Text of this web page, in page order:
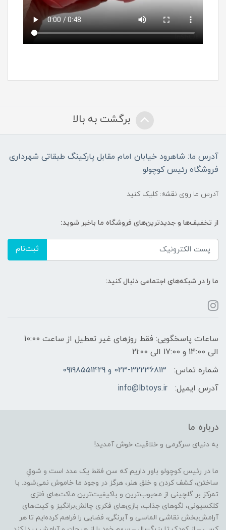
برگشت به بالا
آدرس ما: شاهرود خیابان امام مقابل پارکینگ طبقاتی شهرداری
فروشگاه رئیس کوچولو
آدرس ما روی نقشه: کلیک کنید
از تخفیف‌ها و جدیدترین‌های فروشگاه ما باخبر شوید:
ثبت‌نام
ما را در شبکه‌های اجتماعی دنبال کنید:
ساعات پاسخگویی: فقط روزهای غیر تعطیل از ساعت 10:00
الی 14:00 و 17:00 الی 21:00
شماره تماس:
023-32236813 و 09198551429
آدرس ایمیل:
info@lbtoys.ir
درباره ما
به دنیای سرگرمی و خلاقیت خوش آمدید!
ما در رئیس کوچولو باور داریم که سن فقط یک عدد است و شوقِ
ساختن، کشف کردن و خلق هنر، هرگز در وجود ما خاموش نمی‌شود. با
تمرکز بر گلچینی از محبوب‌ترین و باکیفیت‌ترین ماکت‌های فلزی
کلکسیونی، لگوهای جذاب، بازی‌های فکری چالش‌برانگیز و کیت‌های
آرامش‌بخش نقاشی الماسی و آبرنگی، فضایی را فراهم کرده‌ایم تا هر